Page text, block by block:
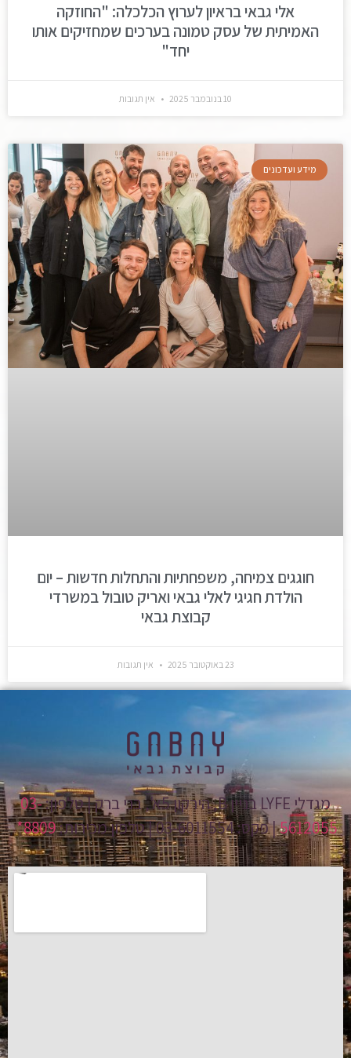
אלי גבאי בראיון לערוץ הכלכלה: "החוזקה
האמיתית של עסק טמונה בערכים שמחזיקים אותו
יחד"
10 בנובמבר 2025 אין תגובות
מידע ועדכונים
חוגגים צמיחה, משפחתיות והתחלות חדשות – יום
הולדת חגיגי לאלי גבאי ואריק טובול במשרדי
קבוצת גבאי
23 באוקטובר 2025 אין תגובות
מגדלי LYFE בניין B, הירקון 5א', בני ברק | טלפון:
03-
5612055| פקס: 03-6011554 | טלפון מכירות: 8809*